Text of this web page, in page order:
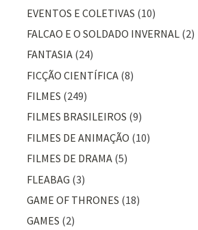
EVENTOS E COLETIVAS (10)
FALCAO E O SOLDADO INVERNAL (2)
FANTASIA (24)
FICÇÃO CIENTÍFICA (8)
FILMES (249)
FILMES BRASILEIROS (9)
FILMES DE ANIMAÇÃO (10)
FILMES DE DRAMA (5)
FLEABAG (3)
GAME OF THRONES (18)
GAMES (2)